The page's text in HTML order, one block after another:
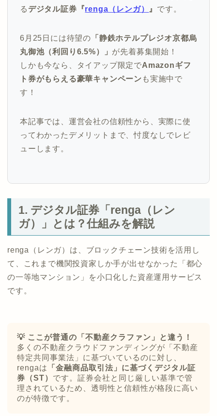
る デジタル証券『renga（レンガ） 』 です。
6月25日には待望の 「静鉄ホテルプレジオ京都烏
丸御池（利回り6.5%）」 が先着募集開始！
しかも今なら、タイアップ限定でAmazonギフ
ト券がもらえる豪華キャンペーン も実施中で
す！
本記事では、運営会社の信頼性から、実際に使
ってわかったデメリットまで、忖度なしでレビ
ューします。
1. デジタル証券「renga（レン
ガ）」とは？仕組みを解説
renga（レンガ）は、ブロックチェーン技術を活用し
て、これまで機関投資家しか手が出せなかった「都心
の一等地マンション」を小口化した資産運用サービス
です。
💡 ここが普通の「不動産クラファン」と違う！
多くの不動産クラウドファンディングが「不動産
特定共同事業法」に基づいているのに対し、
rengaは
「金融商品取引法」に基づくデジタル証
券（ST） です。証券会社と同じ厳しい基準で管
理されているため、透明性と信頼性が格段に高い
のが特徴です。